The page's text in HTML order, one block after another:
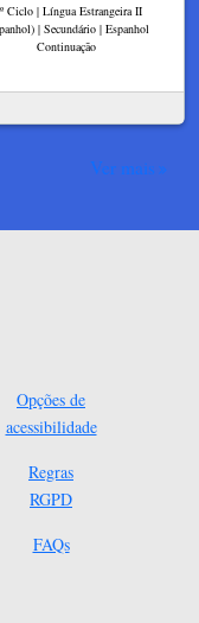
Ciclo | Língua Estrangeira II
| Secundário | Espanhol
Continuação
Ver mais
Opções de
acessibilidade
Regras
RGPD
FAQs